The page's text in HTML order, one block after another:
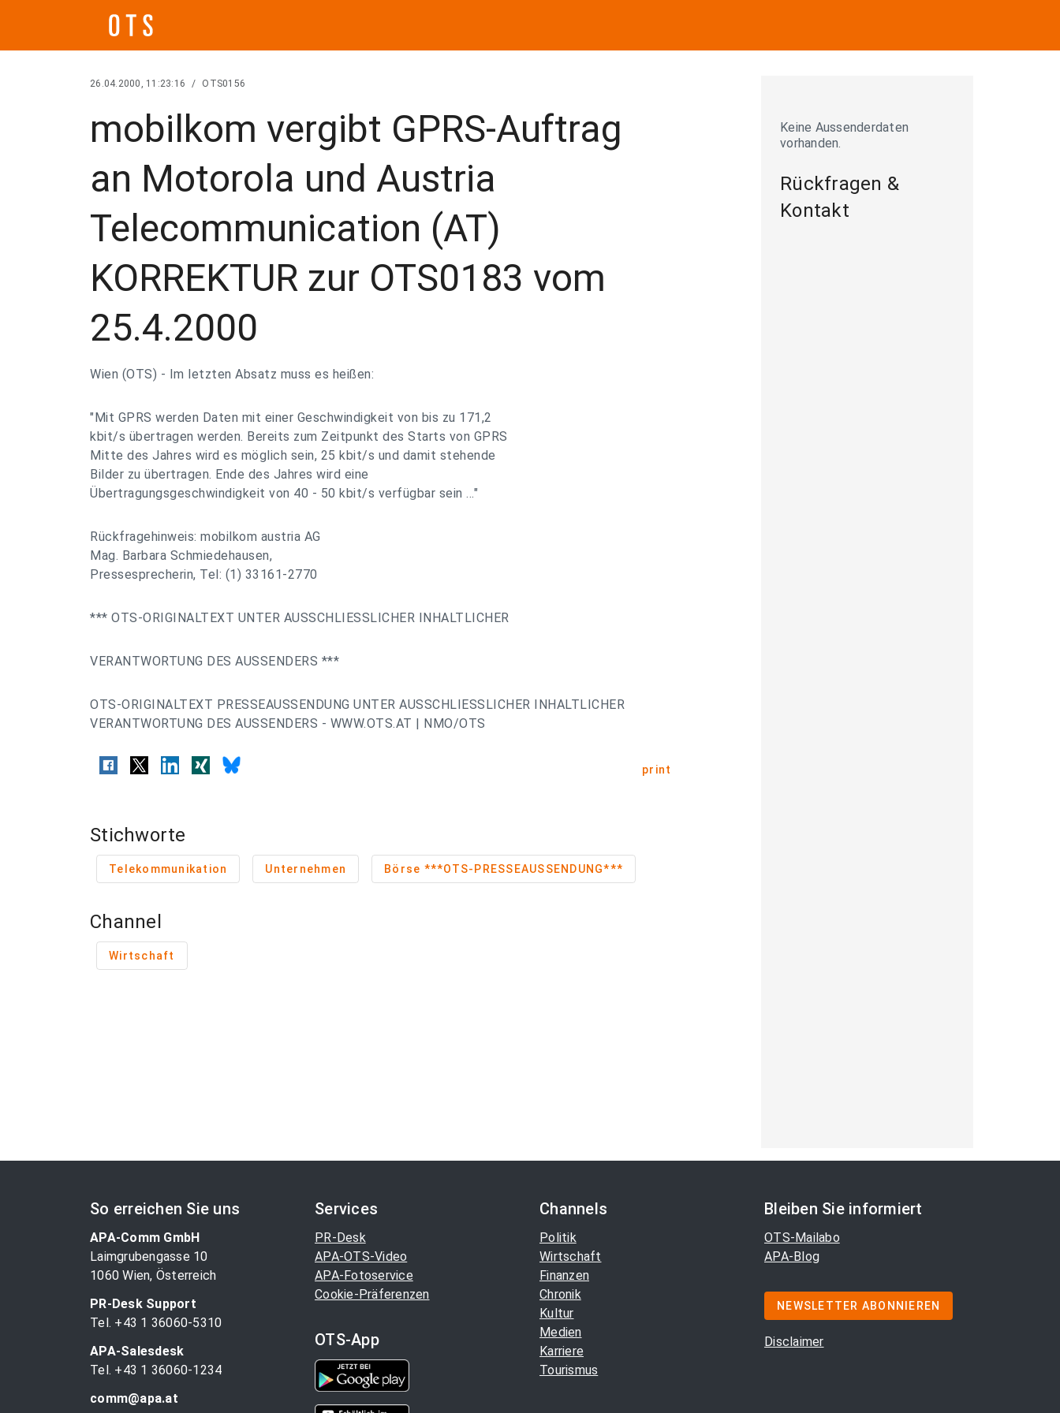
26.04.2000, 11:23:16 / OTS0156
mobilkom vergibt GPRS-Auftrag
an Motorola und Austria
Telecommunication (AT)
KORREKTUR zur OTS0183 vom
25.4.2000
Wien (OTS) - Im letzten Absatz muss es heißen:
"Mit GPRS werden Daten mit einer Geschwindigkeit von bis zu 171,2
kbit/s übertragen werden. Bereits zum Zeitpunkt des Starts von GPRS
Mitte des Jahres wird es möglich sein, 25 kbit/s und damit stehende
Bilder zu übertragen. Ende des Jahres wird eine
Übertragungsgeschwindigkeit von 40 - 50 kbit/s verfügbar sein ..."
Rückfragehinweis: mobilkom austria AG
Mag. Barbara Schmiedehausen,
Pressesprecherin, Tel: (1) 33161-2770
*** OTS-ORIGINALTEXT UNTER AUSSCHLIESSLICHER INHALTLICHER
VERANTWORTUNG DES AUSSENDERS ***
OTS-ORIGINALTEXT PRESSEAUSSENDUNG UNTER AUSSCHLIESSLICHER INHALTLICHER
VERANTWORTUNG DES AUSSENDERS - WWW.OTS.AT | NMO/OTS
print
Stichworte
Telekommunikation Unternehmen Börse ***OTS-PRESSEAUSSENDUNG***
Channel
Wirtschaft
Keine Aussenderdaten
vorhanden.
Rückfragen &
Kontakt
So erreichen Sie uns
APA-Comm GmbH
Laimgrubengasse 10
1060 Wien, Österreich
PR-Desk Support
Tel. +43 1 36060-5310
APA-Salesdesk
Tel. +43 1 36060-1234
comm@apa.at
Services
PR-Desk
APA-OTS-Video
APA-Fotoservice
Cookie-Präferenzen
OTS-App
Channels
Politik
Wirtschaft
Finanzen
Chronik
Kultur
Medien
Karriere
Tourismus
Bleiben Sie informiert
OTS-Mailabo
APA-Blog
NEWSLETTER ABONNIEREN
Disclaimer